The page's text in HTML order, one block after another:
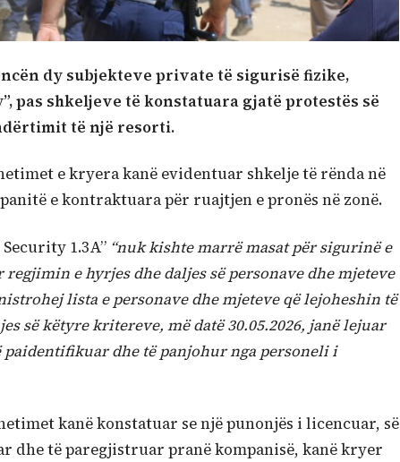
dy subjekteve private të sigurisë fizike,
pas shkeljeve të konstatuara gjatë protestës së
të një resorti.
e kryera kanë evidentuar shkelje të rënda në
e kontraktuara për ruajtjen e pronës në zonë.
1.3A” “nuk kishte marrë masat për sigurinë e
e hyrjes dhe daljes së personave dhe mjeteve
lista e personave dhe mjeteve që lejoheshin të
së këtyre kritereve, më datë 30.05.2026, janë lejuar
dhe të panjohur nga personeli i
kanë konstatuar se një punonjës i licencuar, së
dhe të paregjistruar pranë kompanisë, kanë kryer